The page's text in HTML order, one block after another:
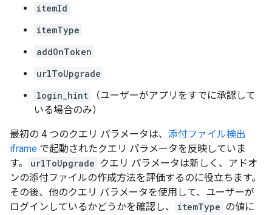
itemId
itemType
addOnToken
urlToUpgrade
login_hint
（ユーザーがアプリをすでに承認して
いる場合のみ）
最初の 4 つのクエリ パラメータは、 添付ファイル検出
iframe で起動されたクエリ パラメータを反映していま
す。
urlToUpgrade クエリ パラメータは新しく、アドオ
ンの添付ファイルの作成方法を評価するのに役立ちます。
その後、他のクエリ パラメータを使用して、ユーザーが
ログインしているかどうかを確認し、
itemType の値に